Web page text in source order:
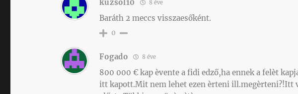
kuzsol10 8 éve
Baráth 2 meccs visszaesőként.
0
Fogado 8 éve
800 000 € kap èvente a fidi edző,ha ennek a felèt
itt kapott.Mit nem lehet ezen èrteni ill.megèrteni?!Itt